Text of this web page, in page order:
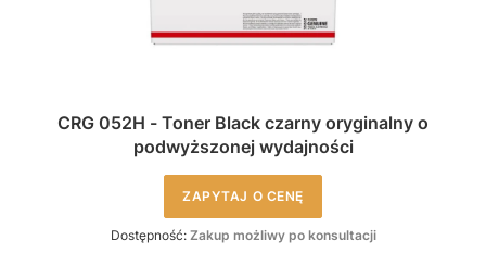
CRG 052H - Toner Black czarny oryginalny o
podwyższonej wydajności
ZAPYTAJ O CENĘ
Dostępność: Zakup możliwy po konsultacji